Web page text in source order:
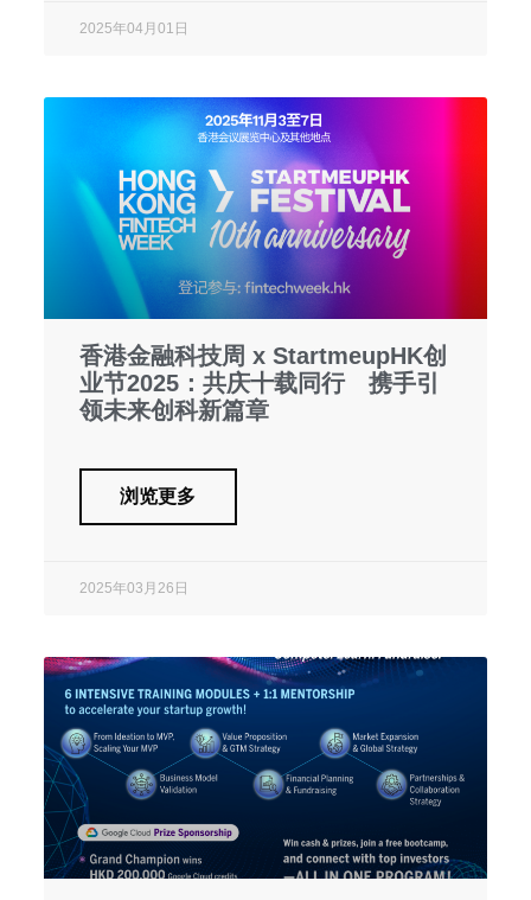
2025年04月01日
香港金融科技周 x StartmeupHK创
业节2025：共庆十载同行 携手引
领未来创科新篇章
浏览更多
2025年03月26日